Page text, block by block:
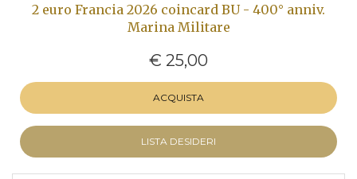
2 euro Francia 2026 coincard BU - 400° anniv.
Marina Militare
€ 25,00
ACQUISTA
LISTA DESIDERI